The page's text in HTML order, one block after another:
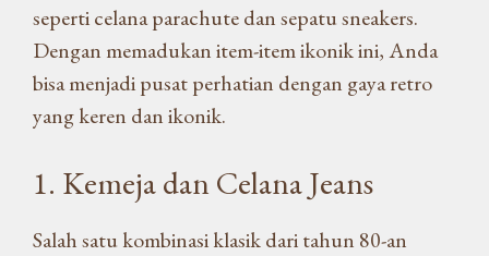
seperti celana parachute dan sepatu sneakers.
Dengan memadukan item-item ikonik ini, Anda
bisa menjadi pusat perhatian dengan gaya retro
yang keren dan ikonik.
1. Kemeja dan Celana Jeans
Salah satu kombinasi klasik dari tahun 80-an